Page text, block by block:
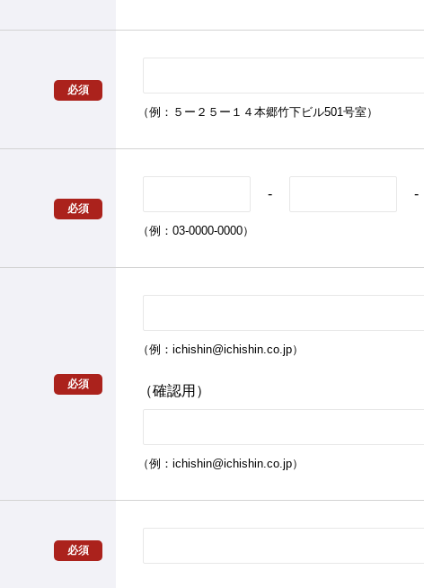
必須
（例：５ー２５ー１４本郷竹下ビル501号室）
必須
- -
（例：03-0000-0000）
必須
（例：ichishin@ichishin.co.jp）
（確認用）
（例：ichishin@ichishin.co.jp）
必須